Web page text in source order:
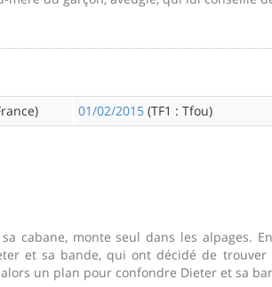
01/02/2015(TF1 : Tfou)
cabane, monte seul dans les alpages.
et sa bande, qui ont décidé de
un plan pour confondre Dieter et sa